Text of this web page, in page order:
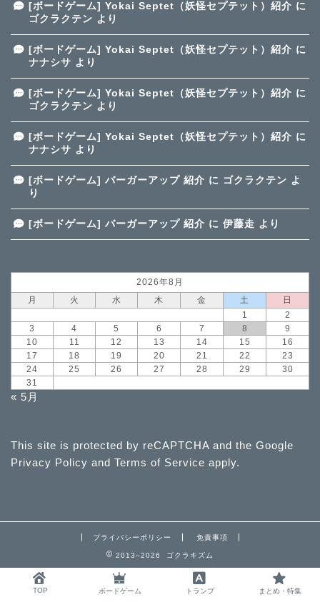
[ボードゲーム] Yokai Septet（妖怪セプテット）紹介 に
ゴクラクテン より
[ボードゲーム] Yokai Septet（妖怪セプテット）紹介 に
ナナシサ より
[ボードゲーム] Yokai Septet（妖怪セプテット）紹介 に
ゴクラクテン より
[ボードゲーム] Yokai Septet（妖怪セプテット）紹介 に
ナナシサ より
[ボードゲーム] バーガーアップ 紹介 に ゴクラクテン よ
り
[ボードゲーム] バーガーアップ 紹介 に 伊藤走 より
2026年8月
月
火 水 木 金 土
日
1
2
3
4 5 6 7 8
9
10
11 12 13 14 15
16
17
18 19 20 21 22
23
24
25 26 27 28 29
30
31
« 5月
This site is protected by reCAPTCHA and the Google
Privacy Policy and Terms of Service apply.
プライバシーポリシー 免責事項
2013–2026 ゴクラキズム
TOP ボードゲーム トランプ まとめ・特集